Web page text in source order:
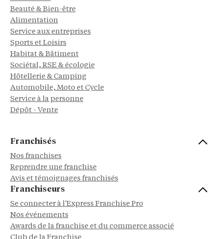
Beauté & Bien-être
Alimentation
Service aux entreprises
Sports et Loisirs
Habitat & Bâtiment
Sociétal, RSE & écologie
Hôtellerie & Camping
Automobile, Moto et Cycle
Service à la personne
Dépôt - Vente
Franchisés
Nos franchises
Reprendre une franchise
Avis et témoignages franchisés
Franchiseurs
Se connecter à l'Express Franchise Pro
Nos événements
Awards de la franchise et du commerce associé